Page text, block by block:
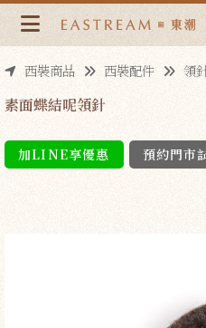
素面蝶結呢領針 | 東潮時裝西
西裝商品 西裝配件 領
素面蝶結呢領針
加LINE享優惠 預約門市